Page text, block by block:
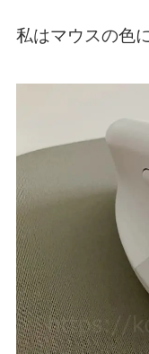
私はマウスの色